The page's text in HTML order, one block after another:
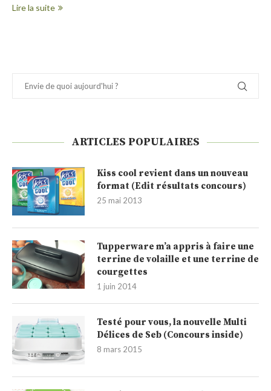
Lire la suite
ARTICLES POPULAIRES
Kiss cool revient dans un nouveau
format (Edit résultats concours)
25 mai 2013
Tupperware m’a appris à faire une
terrine de volaille et une terrine de
courgettes
1 juin 2014
Testé pour vous, la nouvelle Multi
Délices de Seb (Concours inside)
8 mars 2015